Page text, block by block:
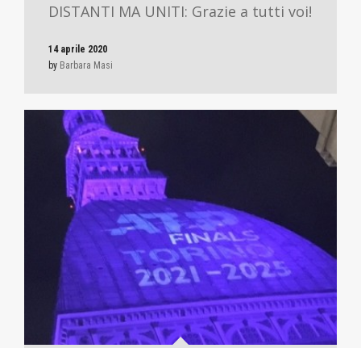
DISTANTI MA UNITI: Grazie a tutti voi!
14 aprile 2020
by Barbara Masi